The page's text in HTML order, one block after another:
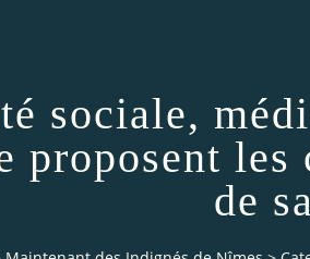
sociale,
proposent
de